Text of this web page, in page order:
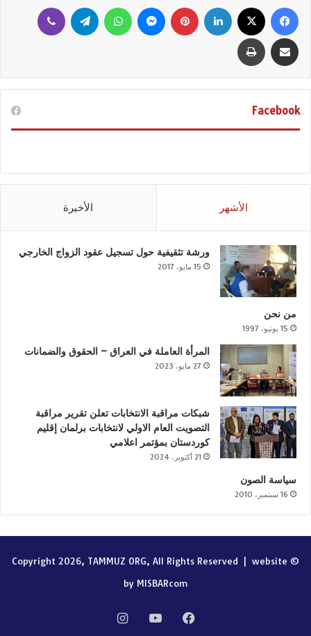
فيسبوك لينكدإن بينتيريست ماسنجر واتساب تيلقرام
مشاركة عبر البريد طباعة
Facebook
الأشهر الأخيرة
ورشة تثقيفية حول تسجيل عقود الزواج الخارجي
15 مايو، 2017
من نحن
15 يونيو، 1997
المرأة العاملة في العراق – الحقوق والضمانات
27 مايو، 2023
شبكات مراقبة الانتخابات تعلن تقرير مراقبة
التصويت العام الاولي لانتخابات برلمان إقليم
كوردستان بمؤتمر اعلامي
21 أكتوبر، 2024
سياسة الصون
16 سبتمبر، 2010
© Copyright 2026, TAMMUZ ORG, All Rights Reserved |
website
by MISBARcom
فيسبوك‫YouTubeانستقرام